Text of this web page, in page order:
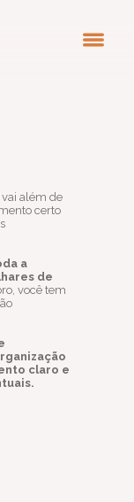
vai além de
certo
a
de
você tem
claro e